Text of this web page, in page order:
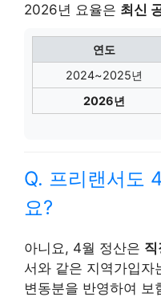
2026년 요율은 최신
연도
2024~2025년
2026년
Q. 프리랜서도
요?
아니요, 4월 정산은
서와 같은 지역가입자
변동분을 반영하여 보